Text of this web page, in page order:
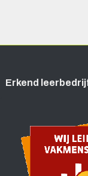
Erkend